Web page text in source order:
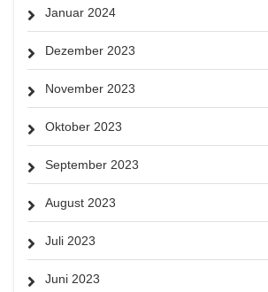
Januar 2024
Dezember 2023
November 2023
Oktober 2023
September 2023
August 2023
Juli 2023
Juni 2023